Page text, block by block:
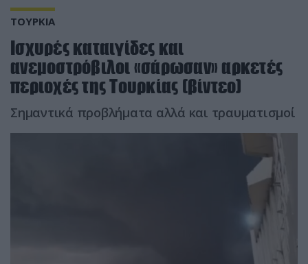
ΤΟΥΡΚΙΑ
Ισχυρές καταιγίδες και
ανεμοστρόβιλοι «σάρωσαν» αρκετές
περιοχές της Τουρκίας (βίντεο)
Σημαντικά προβλήματα αλλά και τραυματισμοί